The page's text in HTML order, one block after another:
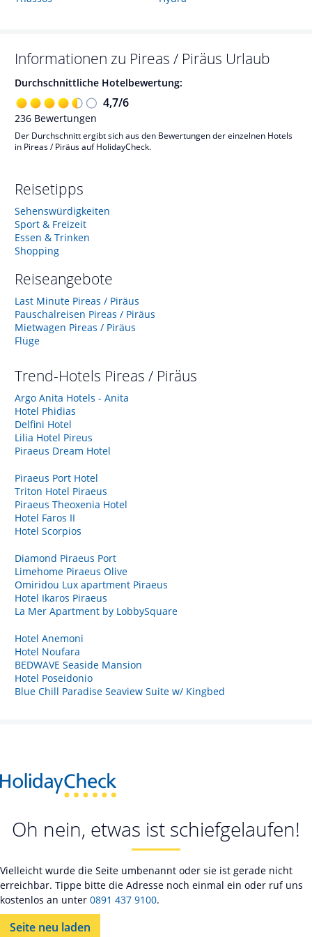
Informationen zu Pireas / Piräus Urlaub
Durchschnittliche Hotelbewertung:
4,7/6
236 Bewertungen
Der Durchschnitt ergibt sich aus den Bewertungen der einzelnen Hotels
in Pireas / Piräus auf HolidayCheck.
Reisetipps
Sehenswürdigkeiten
Sport & Freizeit
Essen & Trinken
Shopping
Reiseangebote
Last Minute Pireas / Piräus
Pauschalreisen Pireas / Piräus
Mietwagen Pireas / Piräus
Flüge
Trend-Hotels Pireas / Piräus
Argo Anita Hotels - Anita
Hotel Phidias
Delfini Hotel
Lilia Hotel Pireus
Piraeus Dream Hotel
Piraeus Port Hotel
Triton Hotel Piraeus
Piraeus Theoxenia Hotel
Hotel Faros II
Hotel Scorpios
Diamond Piraeus Port
Limehome Piraeus Olive
Omiridou Lux apartment Piraeus
Hotel Ikaros Piraeus
La Mer Apartment by LobbySquare
Hotel Anemoni
Hotel Noufara
BEDWAVE Seaside Mansion
Hotel Poseidonio
Blue Chill Paradise Seaview Suite w/ Kingbed
Oh nein, etwas ist schiefgelaufen!
Vielleicht wurde die Seite umbenannt oder sie ist gerade nicht
erreichbar. Tippe bitte die Adresse noch einmal ein oder ruf uns
kostenlos an unter 0891 437 9100.
Seite neu laden